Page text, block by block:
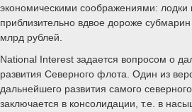
экономическими соображениями: лодки
приблизительно вдвое дороже
млрд рублей.
National Interest задается вопросом о
развития Северного флота. Один из
дальнейшего развития самого
заключается в консолидации, т.е. в